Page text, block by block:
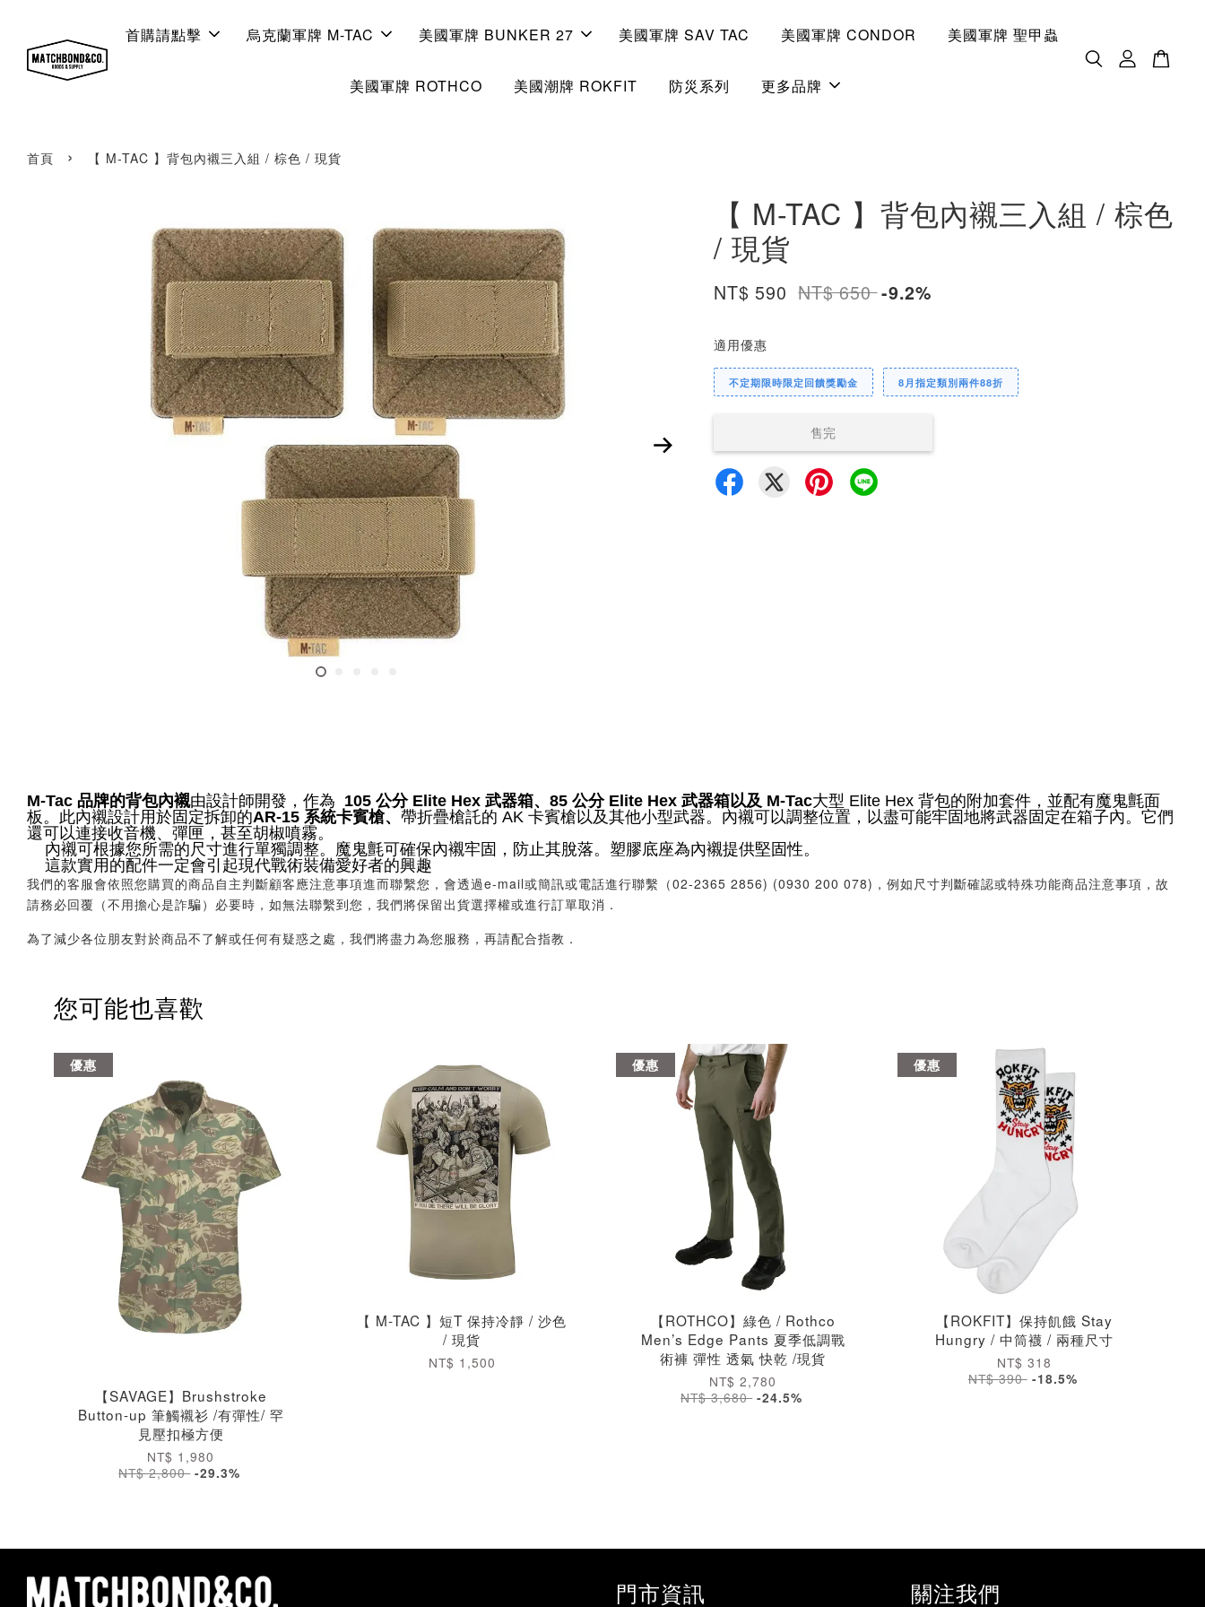
首購請點擊 烏克蘭軍牌 M-TAC 美國軍牌 BUNKER 27 美國軍牌 SAV TAC 美國軍牌 CONDOR 美國軍牌 聖甲蟲
美國軍牌 ROTHCO 美國潮牌 ROKFIT 防災系列 更多品牌
首頁 › 【 M-TAC 】背包內襯三入組 / 棕色 / 現貨
【 M-TAC 】背包內襯三入組 / 棕色
/ 現貨
NT$ 590 NT$ 650-9.2%
適用優惠
不定期限時限定回饋獎勵金 8月指定類別兩件88折
售完
M-Tac 品牌的背包內襯由設計師開發，作為 105 公分 Elite Hex 武器箱、85 公分 Elite Hex 武器箱以及 M-Tac大型 Elite Hex 背包的附加套件，並配有魔鬼氈面
板。此內襯設計用於固定拆卸的AR-15 系統卡賓槍、 帶折疊槍託的 AK 卡賓槍以及其他小型武器。內襯可以調整位置，以盡可能牢固地將武器固定在箱子內。它們
還可以連接收音機、彈匣，甚至胡椒噴霧。
內襯可根據您所需的尺寸進行單獨調整。魔鬼氈可確保內襯牢固，防止其脫落。塑膠底座為內襯提供堅固性。
這款實用的配件一定會引起現代戰術裝備愛好者的興趣
我們的客服會依照您購買的商品自主判斷顧客應注意事項進而聯繫您，會透過e-mail或簡訊或電話進行聯繫（02-2365 2856) (0930 200 078)，例如尺寸判斷確認或特殊功能商品注意事項，故
請務必回覆（不用擔心是詐騙）必要時，如無法聯繫到您，我們將保留出貨選擇權或進行訂單取消．
為了減少各位朋友對於商品不了解或任何有疑惑之處，我們將盡力為您服務，再請配合指教．
您可能也喜歡
優惠
【SAVAGE】Brushstroke
Button-up 筆觸襯衫 /有彈性/ 罕
見壓扣極方便
NT$ 1,980
NT$ 2,800 -29.3%
【 M-TAC 】短T 保持冷靜 / 沙色
/ 現貨
NT$ 1,500
優惠
【ROTHCO】綠色 / Rothco
Men’s Edge Pants 夏季低調戰
術褲 彈性 透氣 快乾 /現貨
NT$ 2,780
NT$ 3,680 -24.5%
優惠
【ROKFIT】保持飢餓 Stay
Hungry / 中筒襪 / 兩種尺寸
NT$ 318
NT$ 390 -18.5%
門市資訊 關注我們